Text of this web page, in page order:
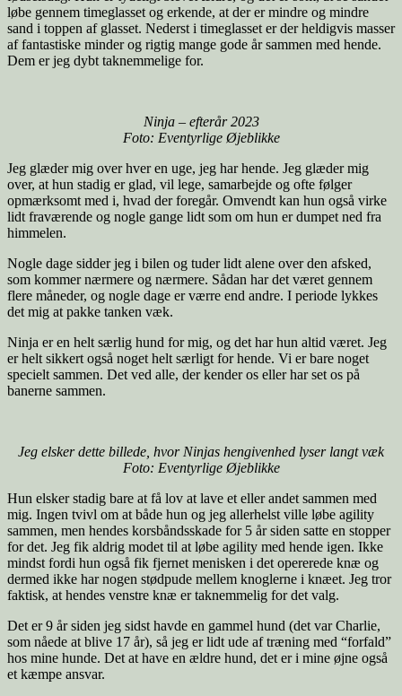
løbe gennem timeglasset og erkende, at der er mindre og mindre
sand i toppen af glasset. Nederst i timeglasset er der heldigvis masser
af fantastiske minder og rigtig mange gode år sammen med hende.
Dem er jeg dybt taknemmelige for.
Ninja – efterår 2023
Foto: Eventyrlige Øjeblikke
Jeg glæder mig over hver en uge, jeg har hende. Jeg glæder mig
over, at hun stadig er glad, vil lege, samarbejde og ofte følger
opmærksomt med i, hvad der foregår. Omvendt kan hun også virke
lidt fraværende og nogle gange lidt som om hun er dumpet ned fra
himmelen.
Nogle dage sidder jeg i bilen og tuder lidt alene over den afsked,
som kommer nærmere og nærmere. Sådan har det været gennem
flere måneder, og nogle dage er værre end andre. I periode lykkes
det mig at pakke tanken væk.
Ninja er en helt særlig hund for mig, og det har hun altid været. Jeg
er helt sikkert også noget helt særligt for hende. Vi er bare noget
specielt sammen. Det ved alle, der kender os eller har set os på
banerne sammen.
Jeg elsker dette billede, hvor Ninjas hengivenhed lyser langt væk
Foto: Eventyrlige Øjeblikke
Hun elsker stadig bare at få lov at lave et eller andet sammen med
mig. Ingen tvivl om at både hun og jeg allerhelst ville løbe agility
sammen, men hendes korsbåndsskade for 5 år siden satte en stopper
for det. Jeg fik aldrig modet til at løbe agility med hende igen. Ikke
mindst fordi hun også fik fjernet menisken i det opererede knæ og
dermed ikke har nogen stødpude mellem knoglerne i knæet. Jeg tror
faktisk, at hendes venstre knæ er taknemmelig for det valg.
Det er 9 år siden jeg sidst havde en gammel hund (det var Charlie,
som nåede at blive 17 år), så jeg er lidt ude af træning med “forfald”
hos mine hunde. Det at have en ældre hund, det er i mine øjne også
et kæmpe ansvar.